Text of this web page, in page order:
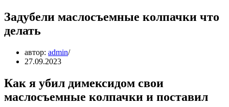
Задубели маслосъемные колпачки что
делать
автор: admin
27.09.2023
Как я убил димексидом свои
маслосъемные колпачки и поставил